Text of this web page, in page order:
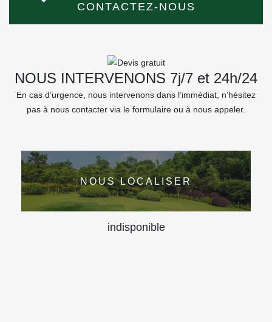
CONTACTEZ-NOUS
NOUS INTERVENONS 7j/7 et 24h/24
En cas d’urgence, nous intervenons dans l’immédiat, n’hésitez
pas à nous contacter via le formulaire ou à nous appeler.
NOUS LOCALISER
indisponible